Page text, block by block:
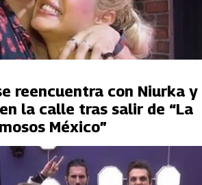
reencuentra con Niurka y
la calle tras salir de “La
México”